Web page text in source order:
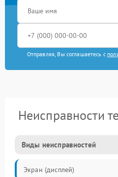
Отправляя, Вы соглашаетесь с
Неисправности
Виды неисправностей
Экран (дисплей)